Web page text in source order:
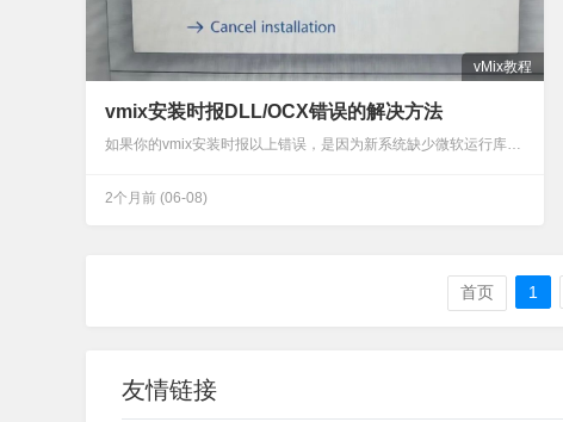
vMix教程
vmix安装时报DLL/OCX错误的解决方法
如果你的vmix安装时报以上错误，是因为新系统缺少微软运行库组件，解决方法也很简单先关闭软件，然后安装缺失的组件，再重新安装即可复制以下链接至浏览器或通过搜索引擎搜索“微软常用运行库合集”，下载并安装微软运行库https://www.onlinedown.net/soft/10041123.htm软件由网络收集，第三方平台提供下载，请仔细甄别广告及捆绑软件…
2个月前 (06-08)
首页 1
友情链接